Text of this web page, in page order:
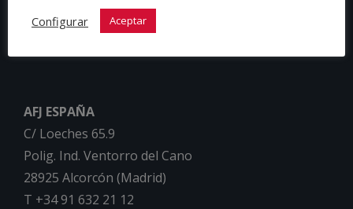
AFJ ESPAÑA
C/ Loeches 65.9
Polig. Ind. Ventorro del Cano
28925 Alcorcón (Madrid)
T +34 91 632 21 12
Configurar
Aceptar